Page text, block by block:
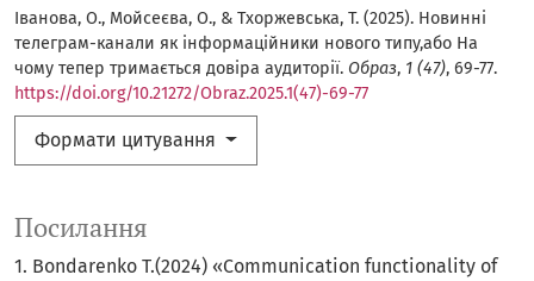
Іванова, О., Мойсеєва, О., & Тхоржевська, Т. (2025). Новинні
телеграм-канали як інформаційники нового типу,або На
чому тепер тримається довіра аудиторії. Образ, 1 (47), 69-77.
https://doi.org/10.21272/Obraz.2025.1(47)-69-77
Формати цитування
Посилання
1. Bondarenko T.(2024) «Communication functionality of